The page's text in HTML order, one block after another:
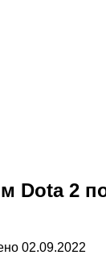
Dota 2
02.09.2022